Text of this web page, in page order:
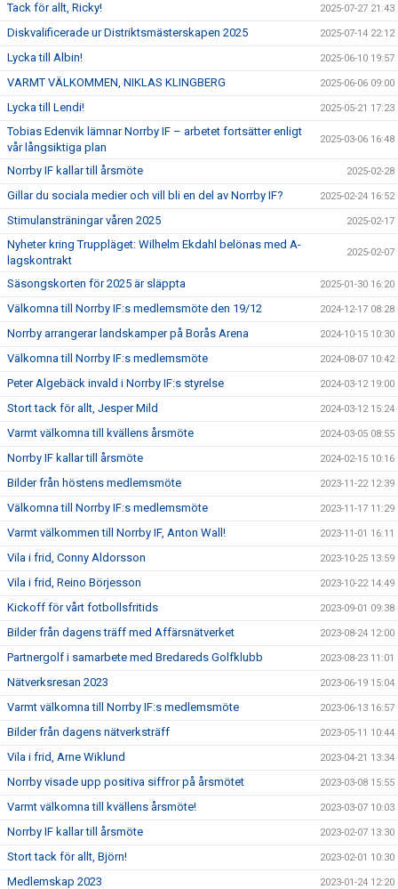
Tack för allt, Ricky! 2025-07-27 21:43
Diskvalificerade ur Distriktsmästerskapen 2025 2025-07-14 22:12
Lycka till Albin! 2025-06-10 19:57
VARMT VÄLKOMMEN, NIKLAS KLINGBERG 2025-06-06 09:00
Lycka till Lendi! 2025-05-21 17:23
Tobias Edenvik lämnar Norrby IF – arbetet fortsätter enligt
vår långsiktiga plan
2025-03-06 16:48
Norrby IF kallar till årsmöte 2025-02-28
Gillar du sociala medier och vill bli en del av Norrby IF? 2025-02-24 16:52
Stimulansträningar våren 2025 2025-02-17
Nyheter kring Truppläget: Wilhelm Ekdahl belönas med A-
lagskontrakt
2025-02-07
Säsongskorten för 2025 är släppta 2025-01-30 16:20
Välkomna till Norrby IF:s medlemsmöte den 19/12 2024-12-17 08:28
Norrby arrangerar landskamper på Borås Arena 2024-10-15 10:30
Välkomna till Norrby IF:s medlemsmöte 2024-08-07 10:42
Peter Algebäck invald i Norrby IF:s styrelse 2024-03-12 19:00
Stort tack för allt, Jesper Mild 2024-03-12 15:24
Varmt välkomna till kvällens årsmöte 2024-03-05 08:55
Norrby IF kallar till årsmöte 2024-02-15 10:16
Bilder från höstens medlemsmöte 2023-11-22 12:39
Välkomna till Norrby IF:s medlemsmöte 2023-11-17 11:29
Varmt välkommen till Norrby IF, Anton Wall! 2023-11-01 16:11
Vila i frid, Conny Aldorsson 2023-10-25 13:59
Vila i frid, Reino Börjesson 2023-10-22 14:49
Kickoff för vårt fotbollsfritids 2023-09-01 09:38
Bilder från dagens träff med Affärsnätverket 2023-08-24 12:00
Partnergolf i samarbete med Bredareds Golfklubb 2023-08-23 11:01
Nätverksresan 2023 2023-06-19 15:04
Varmt välkomna till Norrby IF:s medlemsmöte 2023-06-13 16:57
Bilder från dagens nätverksträff 2023-05-11 10:44
Vila i frid, Arne Wiklund 2023-04-21 13:34
Norrby visade upp positiva siffror på årsmötet 2023-03-08 15:55
Varmt välkomna till kvällens årsmöte! 2023-03-07 10:03
Norrby IF kallar till årsmöte 2023-02-07 13:30
Stort tack för allt, Björn! 2023-02-01 10:30
Medlemskap 2023 2023-01-24 12:20